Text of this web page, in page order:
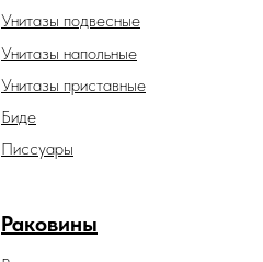
Унитазы подвесные
Унитазы напольные
Унитазы приставные
Раковины
Биде
Писсуары